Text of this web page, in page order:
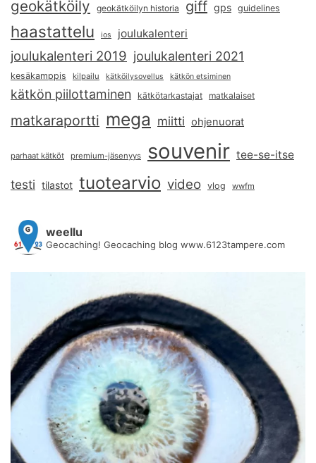
geokätköily geokätköilyn historia giff gps guidelines
haastattelu ios joulukalenteri
joulukalenteri 2019 joulukalenteri 2021
kesäkamppis kilpailu kätköilysovellus kätkön etsiminen
kätkön piilottaminen kätkötarkastajat matkalaiset
matkaraportti mega miitti ohjenuorat
parhaat kätköt premium-jäsenyys souvenir tee-se-itse
testi tilastot tuotearvio video vlog wwfm
weellu
Geocaching! Geocaching blog www.6123tampere.com